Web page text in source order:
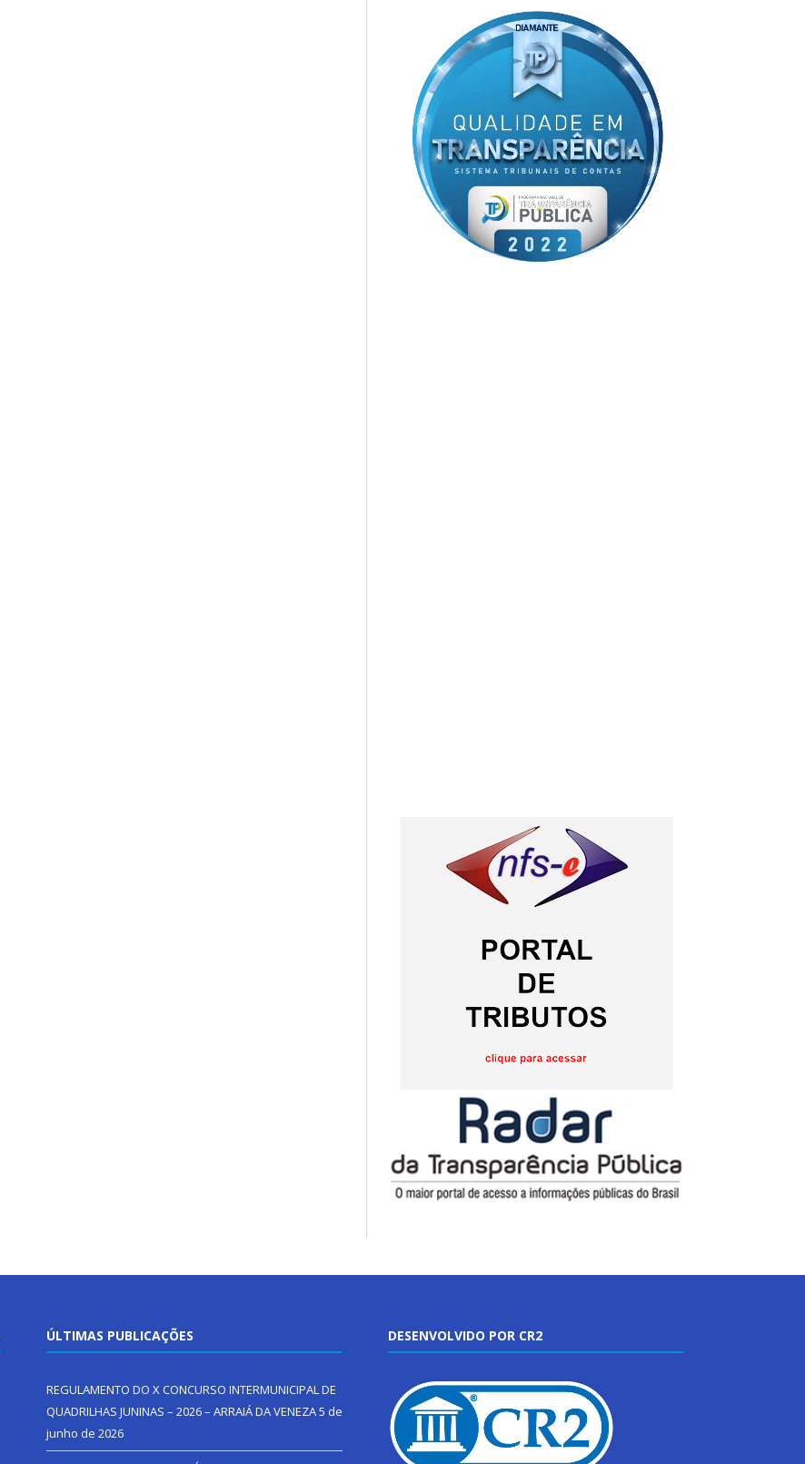
ÚLTIMAS PUBLICAÇÕES
REGULAMENTO DO X CONCURSO INTERMUNICIPAL DE
QUADRILHAS JUNINAS – 2026 – ARRAIÁ DA VENEZA5 de
junho de 2026
DESENVOLVIDO POR CR2